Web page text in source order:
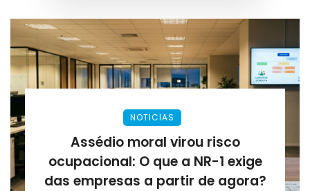
NOTICIAS
Assédio moral virou risco
ocupacional: O que a NR-1 exige
das empresas a partir de agora?